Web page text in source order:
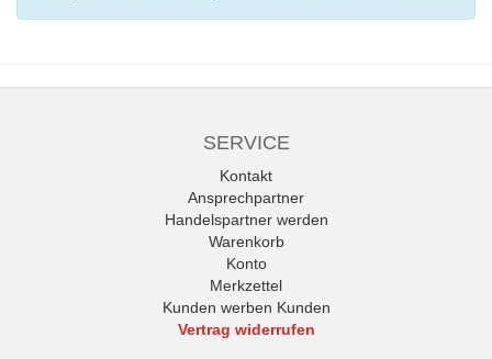
SERVICE
Kontakt
Ansprechpartner
Handelspartner werden
Warenkorb
Konto
Merkzettel
Kunden werben Kunden
Vertrag widerrufen